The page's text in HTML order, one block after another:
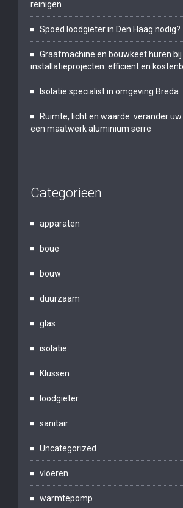
reinigen
Spoed loodgieter in Den Haag nodig?
Graafmachine en bouwkeet huren bij
installatieprojecten: efficiënt en
Isolatie specialist in omgeving Breda
Ruimte, licht en waarde: verander
een maatwerk aluminium serre
Categorieën
apparaten
boue
bouw
duurzaam
glas
isolatie
Klussen
loodgieter
sanitair
Uncategorized
vloeren
warmtepomp